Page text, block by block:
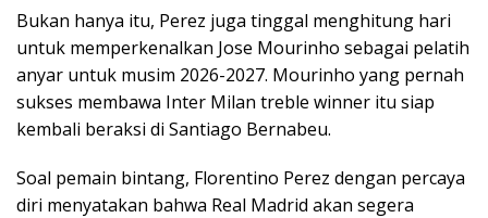
Bukan hanya itu, Perez juga tinggal menghitung hari
untuk memperkenalkan Jose Mourinho sebagai pelatih
anyar untuk musim 2026-2027. Mourinho yang pernah
sukses membawa Inter Milan treble winner itu siap
kembali beraksi di Santiago Bernabeu.
Soal pemain bintang, Florentino Perez dengan percaya
diri menyatakan bahwa Real Madrid akan segera